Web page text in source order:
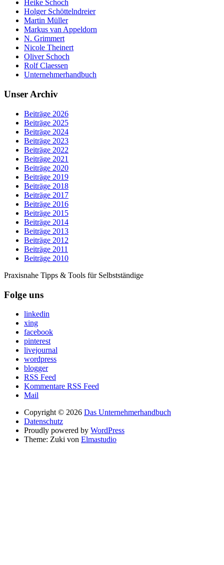
Heike Schoch
Holger Schöttelndreier
Martin Müller
Markus van Appeldorn
N. Grimmert
Nicole Theinert
Oliver Schoch
Rolf Claessen
Unternehmerhandbuch
Unser Archiv
Beiträge 2026
Beiträge 2025
Beiträge 2024
Beiträge 2023
Beiträge 2022
Beiträge 2021
Beiträge 2020
Beiträge 2019
Beiträge 2018
Beiträge 2017
Beiträge 2016
Beiträge 2015
Beiträge 2014
Beiträge 2013
Beiträge 2012
Beiträge 2011
Beiträge 2010
Praxisnahe Tipps & Tools für Selbstständige
Folge uns
linkedin
xing
facebook
pinterest
livejournal
wordpress
blogger
RSS Feed
Kommentare RSS Feed
Mail
Copyright © 2026 Das Unternehmerhandbuch
Datenschutz
Proudly powered by WordPress
Theme: Zuki von Elmastudio